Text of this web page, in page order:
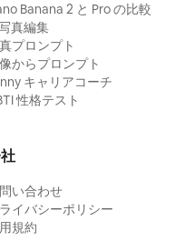
Banana 2 と Pro の比較
真編集
プロンプト
からプロンプト
キャリアコーチ
性格テスト
い合わせ
イバシーポリシー
規約